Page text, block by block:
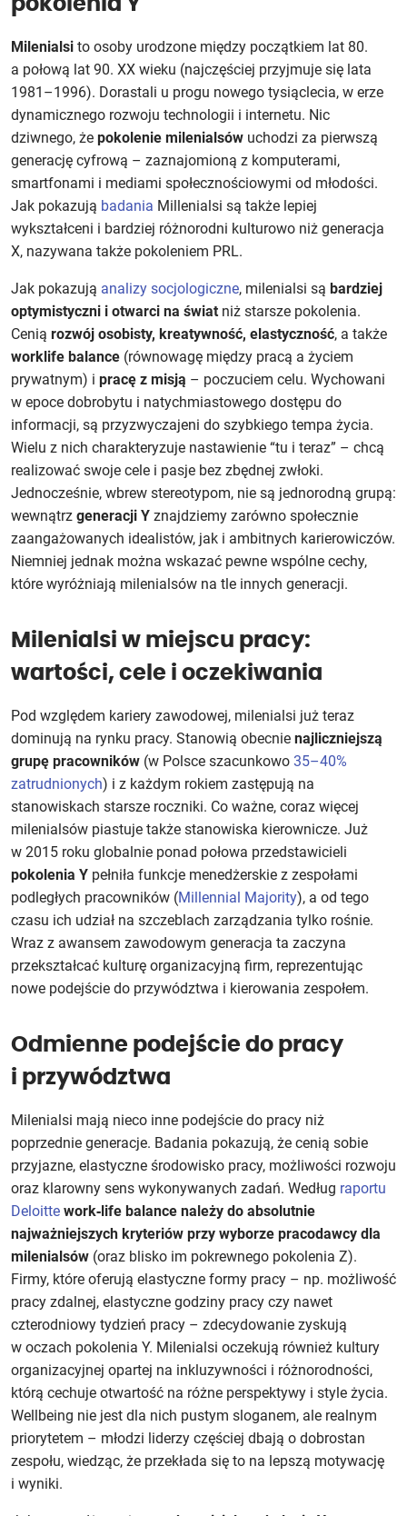
pokolenia Y
Milenialsi to osoby urodzone między początkiem lat 80.
a połową lat 90. XX wieku (najczęściej przyjmuje się lata
1981–1996). Dorastali u progu nowego tysiąclecia, w erze
dynamicznego rozwoju technologii i internetu. Nic
dziwnego, że pokolenie milenialsów uchodzi za pierwszą
generację cyfrową – zaznajomioną z komputerami,
smartfonami i mediami społecznościowymi od młodości.
Jak pokazują badania Millenialsi są także lepiej
wykształceni i bardziej różnorodni kulturowo niż generacja
X, nazywana także pokoleniem PRL.
Jak pokazują analizy socjologiczne, milenialsi są bardziej
optymistyczni i otwarci na świat niż starsze pokolenia.
Cenią rozwój osobisty, kreatywność, elastyczność, a także
worklife balance (równowagę między pracą a życiem
prywatnym) i pracę z misją – poczuciem celu. Wychowani
w epoce dobrobytu i natychmiastowego dostępu do
informacji, są przyzwyczajeni do szybkiego tempa życia.
Wielu z nich charakteryzuje nastawienie “tu i teraz” – chcą
realizować swoje cele i pasje bez zbędnej zwłoki.
Jednocześnie, wbrew stereotypom, nie są jednorodną grupą:
wewnątrz generacji Y znajdziemy zarówno społecznie
zaangażowanych idealistów, jak i ambitnych karierowiczów.
Niemniej jednak można wskazać pewne wspólne cechy,
które wyróżniają milenialsów na tle innych generacji.
Milenialsi w miejscu pracy:
wartości, cele i oczekiwania
Pod względem kariery zawodowej, milenialsi już teraz
dominują na rynku pracy. Stanowią obecnie najliczniejszą
grupę pracowników (w Polsce szacunkowo 35–40%
zatrudnionych) i z każdym rokiem zastępują na
stanowiskach starsze roczniki. Co ważne, coraz więcej
milenialsów piastuje także stanowiska kierownicze. Już
w 2015 roku globalnie ponad połowa przedstawicieli
pokolenia Y pełniła funkcje menedżerskie z zespołami
podległych pracowników (Millennial Majority), a od tego
czasu ich udział na szczeblach zarządzania tylko rośnie.
Wraz z awansem zawodowym generacja ta zaczyna
przekształcać kulturę organizacyjną firm, reprezentując
nowe podejście do przywództwa i kierowania zespołem.
Odmienne podejście do pracy
i przywództwa
Milenialsi mają nieco inne podejście do pracy niż
poprzednie generacje. Badania pokazują, że cenią sobie
przyjazne, elastyczne środowisko pracy, możliwości rozwoju
oraz klarowny sens wykonywanych zadań. Według raportu
Deloitte work‑life balance należy do absolutnie
najważniejszych kryteriów przy wyborze pracodawcy dla
milenialsów (oraz blisko im pokrewnego pokolenia Z).
Firmy, które oferują elastyczne formy pracy – np. możliwość
pracy zdalnej, elastyczne godziny pracy czy nawet
czterodniowy tydzień pracy – zdecydowanie zyskują
w oczach pokolenia Y. Milenialsi oczekują również kultury
organizacyjnej opartej na inkluzywności i różnorodności,
którą cechuje otwartość na różne perspektywy i style życia.
Wellbeing nie jest dla nich pustym sloganem, ale realnym
priorytetem – młodzi liderzy częściej dbają o dobrostan
zespołu, wiedząc, że przekłada się to na lepszą motywację
i wyniki.